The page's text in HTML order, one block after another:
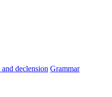
and declension Grammar